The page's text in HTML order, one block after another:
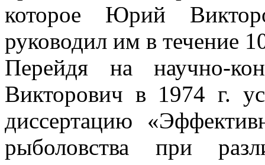
которое Юрий
руководил им в течение
Перейдя на научно-
Викторович в 1974 г.
диссертацию
рыболовства при